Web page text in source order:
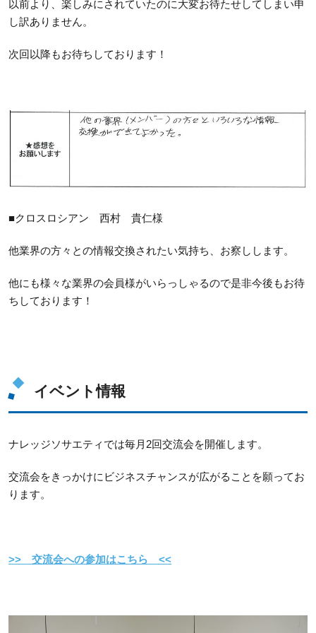
以前より、楽しみにされていたのに大変お待たせしてしまい申
し訳ありません。
次回以降もお待ちしております！
■クロスロシアン 西村 貴仁様
他業界の方々との情報交換されたい気持ち、お察しします。
他にも様々な業界の会員様がいらっしゃるので是非今後もお待
ちしております！
イベント情報
ナレッジソサエティでは毎月2回交流会を開催します。
交流会をきっかけにビジネスチャンスが広がることを願ってお
ります。
>> 交流会への参加はこちら <<